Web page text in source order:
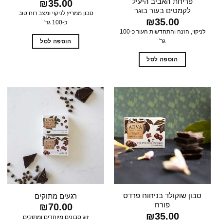
לקמטים בעור בוגר
₪35.00
לניקוי, הזנה והתחדשות העור כ-100
גר'
הוספה לסל
₪35.00
סבון ממריץ לניקוי ומצב רוח טוב
כ-100 גר'
הוספה לסל
סבון שוקולד בניחוח פרדס
פורח
₪35.00
רגעים מתוקים
₪70.00
זוג סבונים מיוחדים ומתוקים